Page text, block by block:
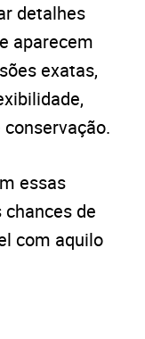
detalhes
aparecem
exatas,
essas
de
com aquilo